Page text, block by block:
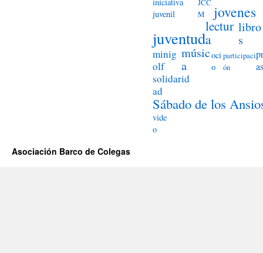
juvenil
JCC
M
jovenes
juventud
lectur
a
libro
s
minig
olf
músic
a
oci
o
participaci
ón
as
solidarid
ad
Sábado de los
vide
o
Asociación Barco de Colegas